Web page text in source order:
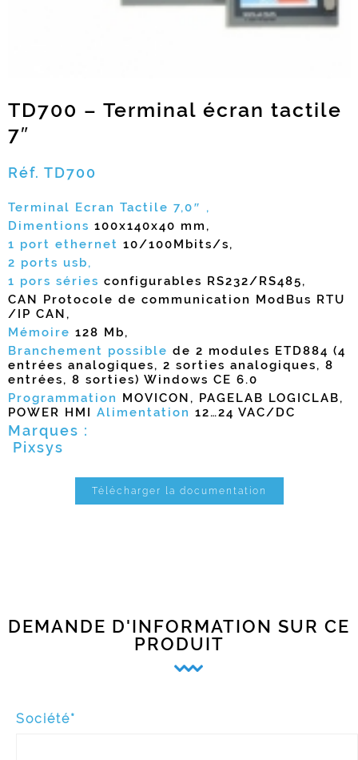
TD700 – Terminal écran tactile
7″
Réf. TD700
Terminal Ecran Tactile 7,0″ ,
Dimentions 100x140x40 mm,
1 port ethernet 10/100Mbits/s,
2 ports usb,
1 pors séries configurables RS232/RS485,
CAN Protocole de communication ModBus RTU
/IP CAN,
Mémoire 128 Mb,
Branchement possible de 2 modules ETD884 (4
entrées analogiques, 2 sorties analogiques, 8
entrées, 8 sorties) Windows CE 6.0
Programmation MOVICON, PAGELAB LOGICLAB,
POWER HMI Alimentation 12…24 VAC/DC
Marques :
Pixsys
Télécharger la documentation
DEMANDE D'INFORMATION SUR CE
PRODUIT
Société*